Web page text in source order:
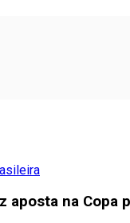
aposta na Copa